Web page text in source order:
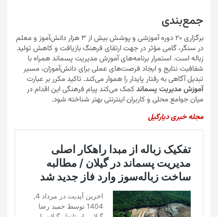
جمع‌بندی
برگزاری ۲۰ دوره آموزشی و پوشش بیش از ۳ هزار دانش‌آموز و معلم
در سنگر، گامی مؤثر در جهت ارتقای فرهنگ بازیافت و کاهش تولید
زباله است. استمرار برنامه‌های آموزش مدیریت پسماند همراه با
شفافیت نتایج و ایجاد فرصت‌های عملی برای دانش‌آموزان، مسیر
تبدیل آگاهی به رفتار پایدار را هموار می‌کند. تاکید مکرر بر عبارت
آموزش مدیریت پسماندکمک می‌کند پیام فرهنگی این اقدام در
میان جوامع محلی و کاربران اینترنتی بهتر شناخته شود.
مجله خبری دیارگیل